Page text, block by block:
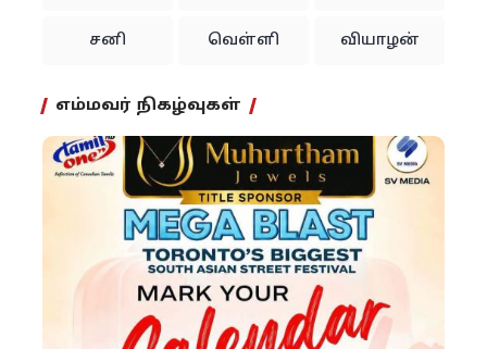
சனி வெள்ளி வியாழன்
எம்மவர் நிகழ்வுகள்